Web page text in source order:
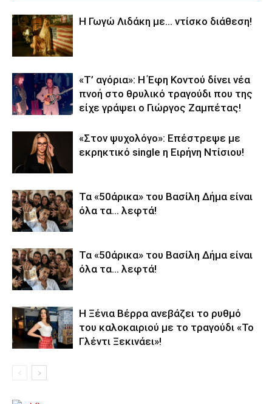
Η Γωγώ Λιδάκη με… ντίσκο διάθεση!
«Τ’ αγόρια»: Η Έφη Κοντού δίνει νέα
πνοή στο θρυλικό τραγούδι που της
είχε γράψει ο Γιώργος Ζαμπέτας!
«Στον ψυχολόγο»: Επέστρεψε με
εκρηκτικό single η Ειρήνη Ντίσιου!
Τα «50άρικα» του Βασίλη Δήμα είναι
όλα τα… λεφτά!
Τα «50άρικα» του Βασίλη Δήμα είναι
όλα τα… λεφτά!
Η Ξένια Βέρρα ανεβάζει το ρυθμό
του καλοκαιριού με το τραγούδι «Το
Γλέντι Ξεκινάει»!